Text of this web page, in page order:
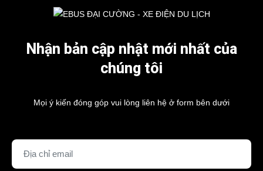
Nhận bản cập nhật mới nhất của
chúng tôi
Mọi ý kiến đóng góp vui lòng liên hệ ở form bên dưới